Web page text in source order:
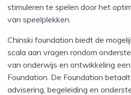
stimuleren te spelen door het
van speelplekken.
Chinski foundation biedt de
scala aan vragen rondom
van onderwijs en ontwikkeling
Foundation. De Foundation
advisering, begeleiding en